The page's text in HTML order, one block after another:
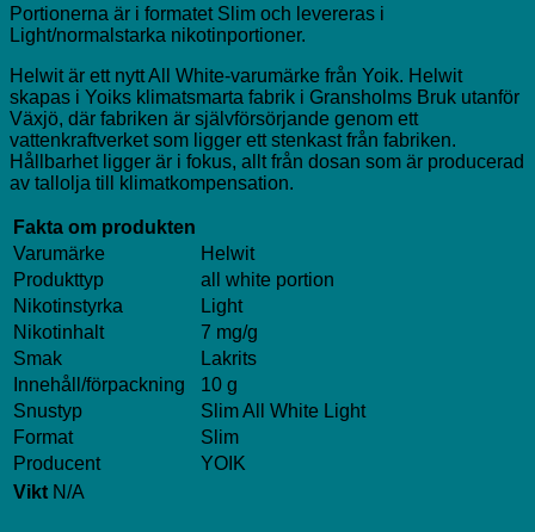
Portionerna är i formatet Slim och levereras i
Light/normalstarka nikotinportioner.
Helwit är ett nytt All White-varumärke från Yoik. Helwit
skapas i Yoiks klimatsmarta fabrik i Gransholms Bruk utanför
Växjö, där fabriken är självförsörjande genom ett
vattenkraftverket som ligger ett stenkast från fabriken.
Hållbarhet ligger är i fokus, allt från dosan som är producerad
av tallolja till klimatkompensation.
Fakta om produkten
Varumärke
Helwit
Produkttyp
all white portion
Nikotinstyrka
Light
Nikotinhalt
7 mg/g
Smak
Lakrits
Innehåll/förpackning
10 g
Snustyp
Slim All White Light
Format
Slim
Producent
YOIK
Vikt N/A